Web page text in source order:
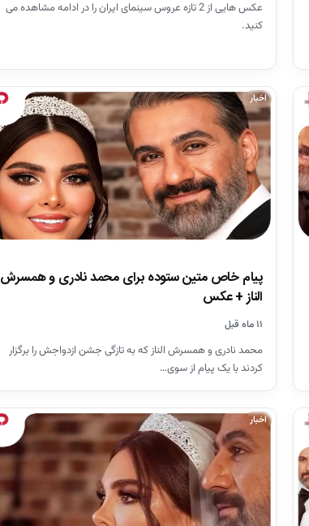
عکس هایی از 2 تازه عروس سینمای ایران را در ادامه مشاهده می
کنید.
اخبار
پیام خاص متین ستوده برای محمد نادری و همسرش
الناز + عکس
۱۱ ماه قبل
محمد نادری و همسرش الناز که به تازگی جشن ازدواجش را برگزار
کردند با یک پیام از سوی…
اخبار